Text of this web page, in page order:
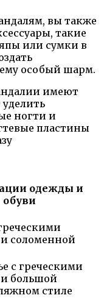
вы также
такие
или сумки в
особый шарм.
имеют
ногти и
пластины
одежды и
обуви
соломенной
с греческими
большой
стиле